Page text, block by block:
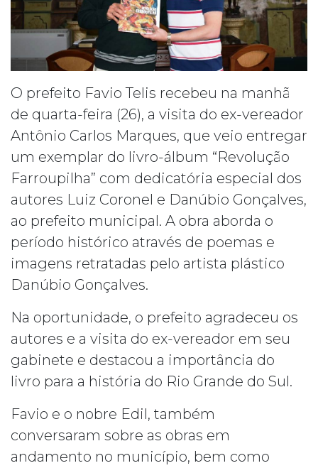
O prefeito Favio Telis recebeu na manhã
de quarta-feira (26), a visita do ex-vereador
Antônio Carlos Marques, que veio entregar
um exemplar do livro-álbum “Revolução
Farroupilha” com dedicatória especial dos
autores Luiz Coronel e Danúbio Gonçalves,
ao prefeito municipal. A obra aborda o
período histórico através de poemas e
imagens retratadas pelo artista plástico
Danúbio Gonçalves.
Na oportunidade, o prefeito agradeceu os
autores e a visita do ex-vereador em seu
gabinete e destacou a importância do
livro para a história do Rio Grande do Sul.
Favio e o nobre Edil, também
conversaram sobre as obras em
andamento no município, bem como